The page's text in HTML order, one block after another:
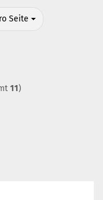
Seite
11)